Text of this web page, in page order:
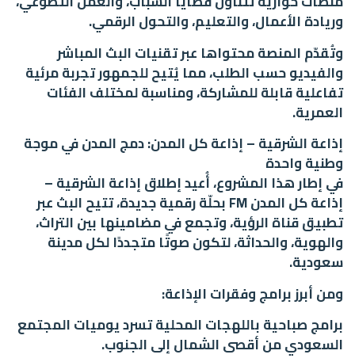
وريادة الأعمال، والتعليم، والتحول الرقمي.
وتُقدّم المنصة محتواها عبر تقنيات البث المباشر
والفيديو حسب الطلب، مما يُتيح للجمهور تجربة مرئية
تفاعلية قابلة للمشاركة، ومناسبة لمختلف الفئات
العمرية.
إذاعة الشرقية – إذاعة كل المدن: دمج المدن في موجة
وطنية واحدة
في إطار هذا المشروع، أُعيد إطلاق إذاعة الشرقية –
إذاعة كل المدن FM بحلّة رقمية جديدة، تتيح البث عبر
تطبيق قناة الرؤية، وتجمع في مضامينها بين التراث،
والهوية، والحداثة، لتكون صوتًا متجددًا لكل مدينة
سعودية.
ومن أبرز برامج وفقرات الإذاعة:
برامج صباحية باللهجات المحلية تسرد يوميات المجتمع
السعودي من أقصى الشمال إلى الجنوب.